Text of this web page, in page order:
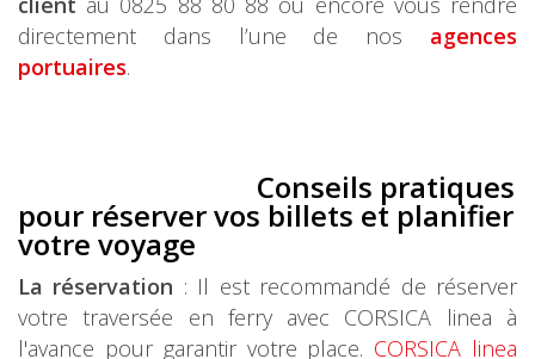
directement dans l’une de nos agences
portuaires.
Conseils pratiques
pour réserver vos billets et planifier
votre voyage
La réservation : Il est recommandé de réserver
votre traversée en ferry avec CORSICA linea à
l'avance pour garantir votre place. CORSICA linea